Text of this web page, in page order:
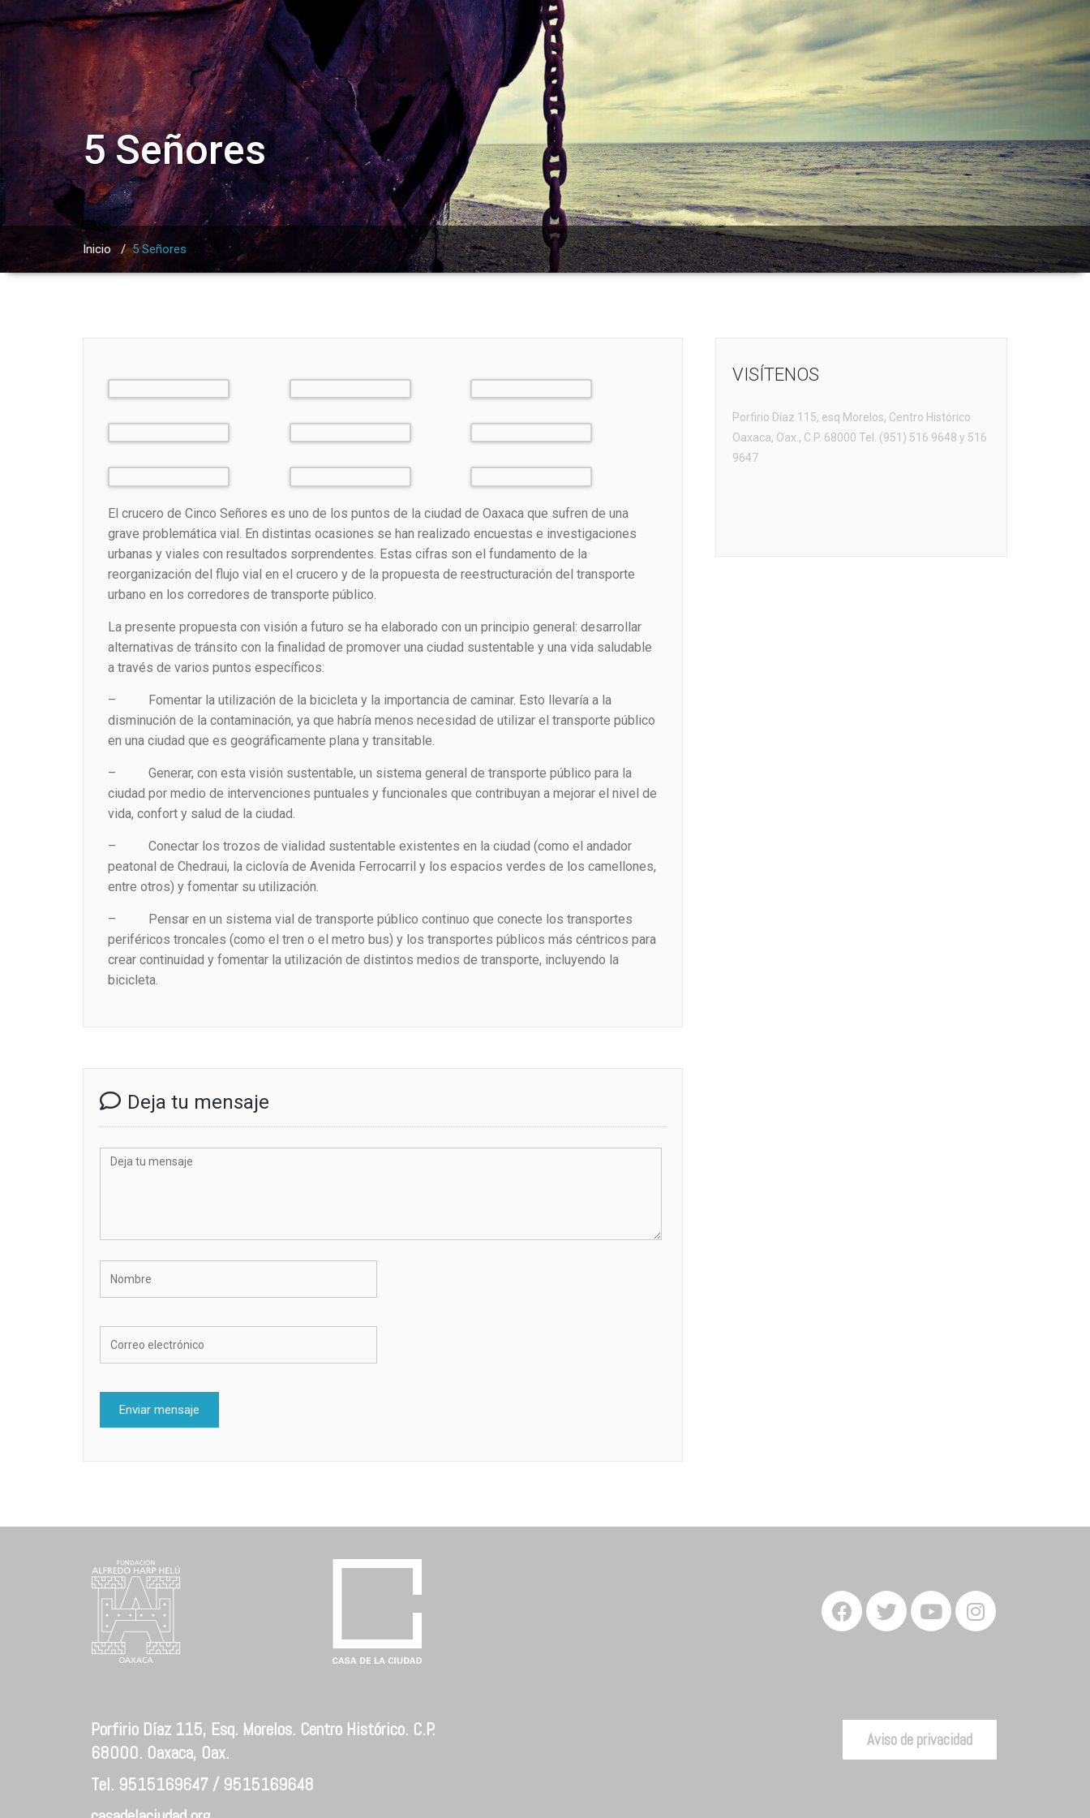
5 Señores
Inicio/5 Señores
El crucero de Cinco Señores es uno de los puntos de la ciudad de Oaxaca que sufren de una
grave problemática vial. En distintas ocasiones se han realizado encuestas e investigaciones
urbanas y viales con resultados sorprendentes. Estas cifras son el fundamento de la
reorganización del flujo vial en el crucero y de la propuesta de reestructuración del transporte
urbano en los corredores de transporte público.
La presente propuesta con visión a futuro se ha elaborado con un principio general: desarrollar
alternativas de tránsito con la finalidad de promover una ciudad sustentable y una vida saludable
a través de varios puntos específicos:
– Fomentar la utilización de la bicicleta y la importancia de caminar. Esto llevaría a la
disminución de la contaminación, ya que habría menos necesidad de utilizar el transporte público
en una ciudad que es geográficamente plana y transitable.
– Generar, con esta visión sustentable, un sistema general de transporte público para la
ciudad por medio de intervenciones puntuales y funcionales que contribuyan a mejorar el nivel de
vida, confort y salud de la ciudad.
– Conectar los trozos de vialidad sustentable existentes en la ciudad (como el andador
peatonal de Chedraui, la ciclovía de Avenida Ferrocarril y los espacios verdes de los camellones,
entre otros) y fomentar su utilización.
– Pensar en un sistema vial de transporte público continuo que conecte los transportes
periféricos troncales (como el tren o el metro bus) y los transportes públicos más céntricos para
crear continuidad y fomentar la utilización de distintos medios de transporte, incluyendo la
bicicleta.
Deja tu mensaje
VISÍTENOS
Porfirio Díaz 115, esq Morelos, Centro Histórico
Oaxaca, Oax., C.P. 68000 Tel. (951) 516 9648 y 516
9647
Porfirio Díaz 115, Esq. Morelos. Centro Histórico. C.P.
68000. Oaxaca, Oax.
Tel. 9515169647 / 9515169648
Aviso de privacidad